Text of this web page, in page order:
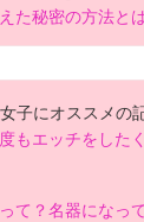
た秘密の方法と
子にオススメの
もエッチをした
て？名器になっ